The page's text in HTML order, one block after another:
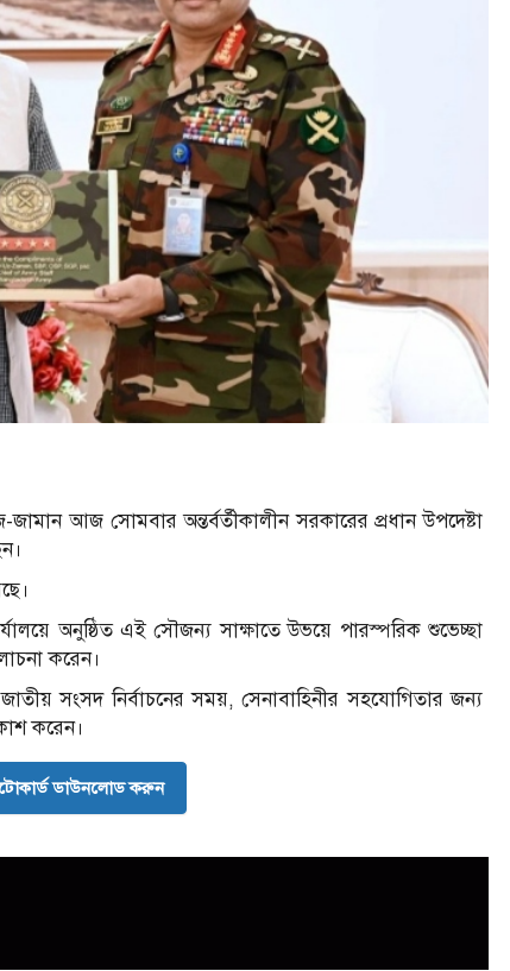
জামান আজ সোমবার অন্তর্বর্তীকালীন সরকারের প্রধান উপদেষ্টা
অনুষ্ঠিত এই সৌজন্য সাক্ষাতে উভয়ে পারস্পরিক শুভেচ্ছা
করেন।
সংসদ নির্বাচনের সময়, সেনাবাহিনীর সহযোগিতার জন্য
করেন।
ডাউনলোড করুন